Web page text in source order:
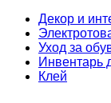
Декор и
Уход за
Инвентарь
Клей